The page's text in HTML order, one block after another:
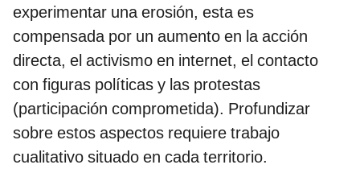
experimentar una erosión, esta es
compensada por un aumento en la acción
directa, el activismo en internet, el contacto
con figuras políticas y las protestas
(participación comprometida). Profundizar
sobre estos aspectos requiere trabajo
cualitativo situado en cada territorio.